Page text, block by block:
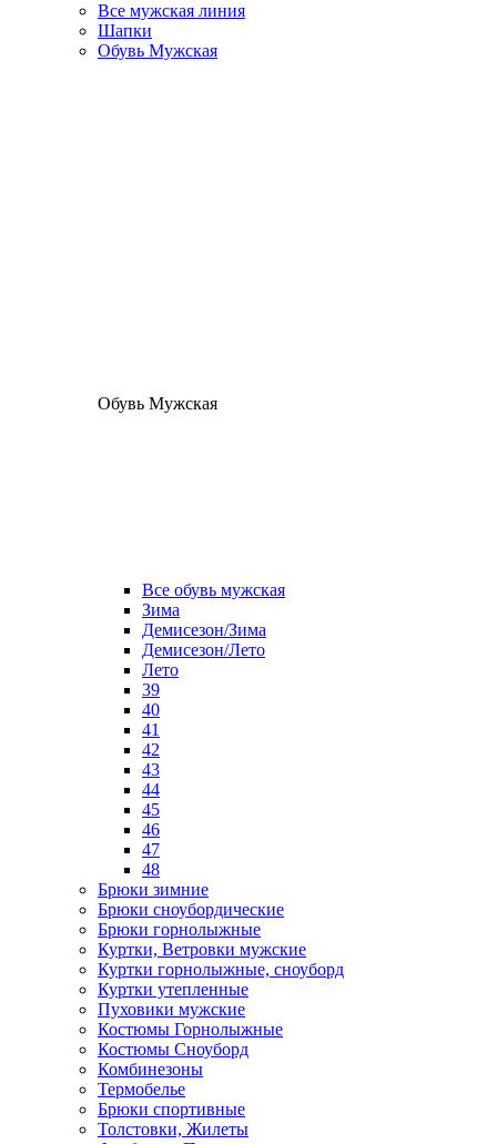
Все мужская линия
Шапки
Обувь Мужская
Обувь Мужская
Все обувь мужская
Зима
Демисезон/Зима
Демисезон/Лето
Лето
39
40
41
42
43
44
45
46
47
48
Брюки зимние
Брюки сноубордические
Брюки горнолыжные
Куртки, Ветровки мужские
Куртки горнолыжные, сноуборд
Куртки утепленные
Пуховики мужские
Костюмы Горнолыжные
Костюмы Сноуборд
Комбинезоны
Термобелье
Брюки спортивные
Толстовки, Жилеты